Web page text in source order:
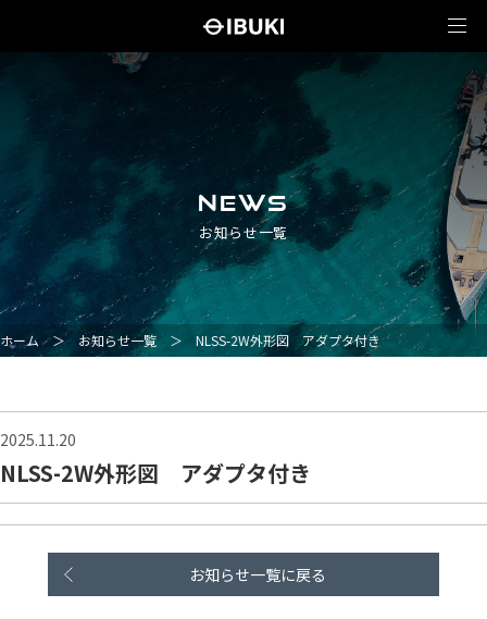
NEWS
お知らせ一覧
ホーム ＞ お知らせ一覧 ＞ NLSS-2W外形図 アダプタ付き
2025.11.20
NLSS-2W外形図 アダプタ付き
お知らせ一覧に戻る